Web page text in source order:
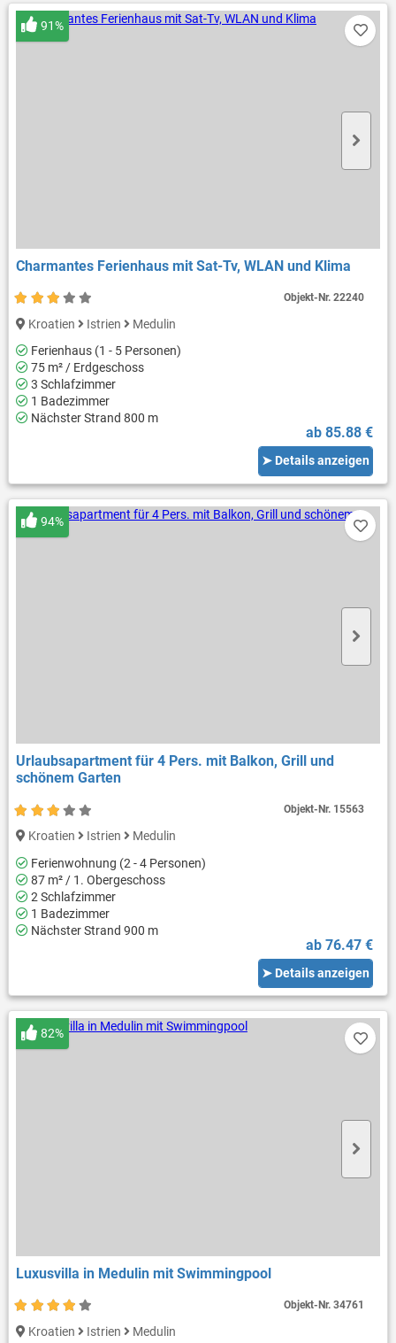
Charmantes Ferienhaus mit Sat-Tv, WLAN und Klima
91%
Kroatien Istrien
Medulin
Ferienhaus (1 - 5 Personen)
75 m² / Erdgeschoss
3 Schlafzimmer
1 Badezimmer
Nächster Strand 800 m
ab 85.88 €
➤ Details anzeigen
Objekt-Nr.22240
Urlaubsapartment für 4 Pers. mit Balkon, Grill und
schönem Garten
94%
Kroatien Istrien
Medulin
Ferienwohnung (2 - 4 Personen)
87 m² / 1. Obergeschoss
2 Schlafzimmer
1 Badezimmer
Nächster Strand 900 m
ab 76.47 €
➤ Details anzeigen
Objekt-Nr. 15563
Luxusvilla in Medulin mit Swimmingpool
82%
Kroatien Istrien
Medulin
Objekt-Nr.34761